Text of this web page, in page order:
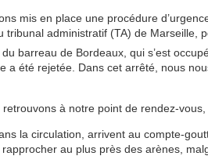
mis en place une procédure
tribunal administratif (TA) de Marseille,
barreau de Bordeaux, qui s’est
a été rejetée. Dans cet arrêté, nous
à notre point de rendez-
la circulation, arrivent au compte-
au plus près des arènes,